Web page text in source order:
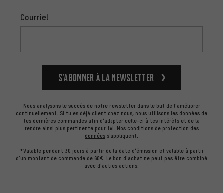
Courriel
S’abonner à la newsletter
Nous analysons le succès de notre newsletter dans le but de l'améliorer
continuellement. Si tu es déjà client chez nous, nous utilisons les données de
tes dernières commandes afin d'adapter celle-ci à tes intérêts et de la
rendre ainsi plus pertinente pour toi. Nos conditions de protection des
données s'appliquent.
*Valable pendant 30 jours à partir de la date d'émission et valable à partir
d'un montant de commande de 60€. Le bon d'achat ne peut pas être combiné
avec d'autres actions.